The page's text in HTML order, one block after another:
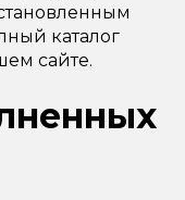
каталог
сайте.